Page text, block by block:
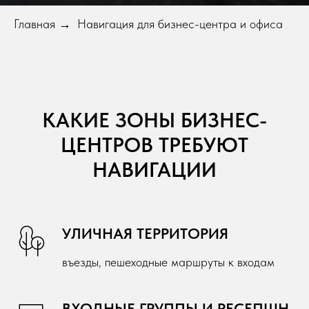
Главная → Навигация для бизнес-центра и офиса
КАКИЕ ЗОНЫ БИЗНЕС-
ЦЕНТРОВ ТРЕБУЮТ
НАВИГАЦИИ
УЛИЧНАЯ ТЕРРИТОРИЯ
въезды, пешеходные маршруты к входам